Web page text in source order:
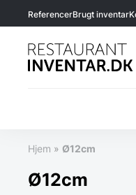
ReferencerBrugt inventar
Hjem » Ø12cm
Ø12cm